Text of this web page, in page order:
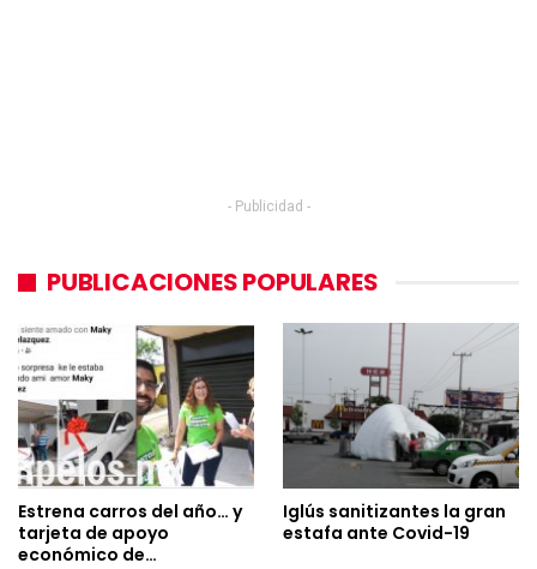
- Publicidad -
PUBLICACIONES POPULARES
Estrena carros del año… y
tarjeta de apoyo
económico de…
Iglús sanitizantes la gran
estafa ante Covid-19